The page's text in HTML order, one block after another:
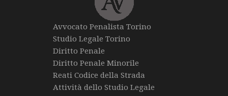
Avvocato Penalista Torino
Studio Legale Torino
Diritto Penale
Diritto Penale Minorile
Reati Codice della Strada
Attività dello Studio Legale